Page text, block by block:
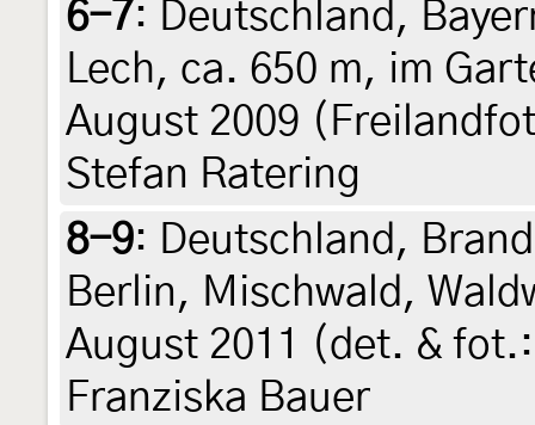
6-7: Deutschland,
Lech, ca. 650 m, im
August 2009
Stefan Ratering
8-9: Deutschland,
Berlin, Mischwald,
August 2011 (det. &
Franziska Bauer